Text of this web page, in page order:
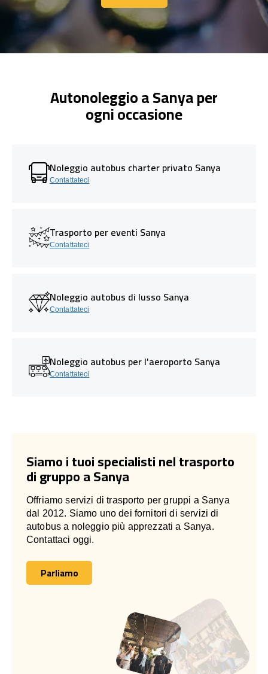
Contattaci
Autonoleggio a Sanya per
ogni occasione
Noleggio autobus charter privato Sanya
Contattateci
Trasporto per eventi Sanya
Contattateci
Noleggio autobus di lusso Sanya
Contattateci
Noleggio autobus per l'aeroporto Sanya
Contattateci
Siamo i tuoi specialisti nel trasporto
di gruppo a Sanya
Offriamo servizi di trasporto per gruppi a Sanya
dal 2012. Siamo uno dei fornitori di servizi di
autobus a noleggio più apprezzati a Sanya.
Contattaci oggi.
Parliamo
Parliamo